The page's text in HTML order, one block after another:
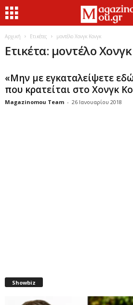
Αρχική Ετικέτες μοντέλο Χονγκ Κονγκ
Ετικέτα: μοντέλο
«Μην με εγκαταλείψετε
που κρατείται στο Χονγκ
Magazinomou Team - 26 Ιανουαρίου 2018
Showbiz